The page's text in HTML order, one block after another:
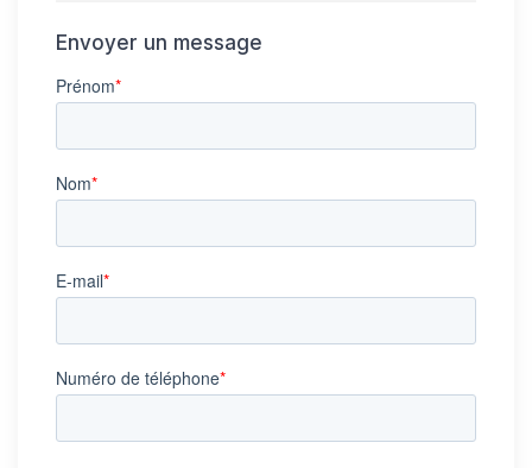
Envoyer un message